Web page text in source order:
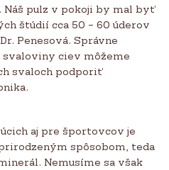
pulz v pokoji by mal byť
štúdií cca 50 – 60 úderov
Penesová. Správne
svaloviny ciev môžeme
svaloch podporiť
aj pre športovcov je
spôsobom, teda
Nemusíme sa však